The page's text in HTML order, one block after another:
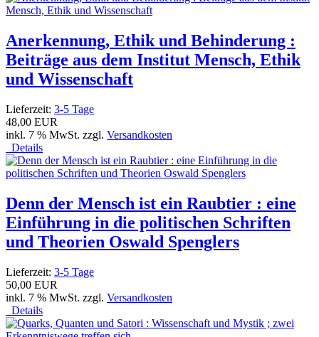
Anerkennung, Ethik und Behinderung :
Beiträge aus dem Institut Mensch, Ethik
und Wissenschaft
Lieferzeit: 3-5 Tage
48,00 EUR
inkl. 7 % MwSt. zzgl. Versandkosten
Details
Denn der Mensch ist ein Raubtier : eine
Einführung in die politischen Schriften
und Theorien Oswald Spenglers
Lieferzeit: 3-5 Tage
50,00 EUR
inkl. 7 % MwSt. zzgl. Versandkosten
Details